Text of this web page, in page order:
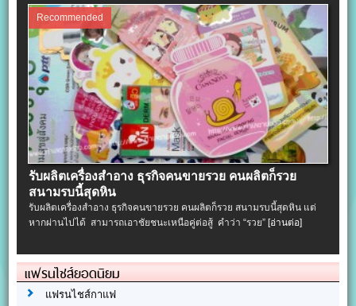
Recommended
รับผลิตเครื่องสําอาง ธุรกิจคนขายรวย คนผลิตก็รวย
สนามรบนี้สุดหิน
รับผลิตเครื่องสําอาง ธุรกิจคนขายรวย คนผลิตก็รวย สนามรบนี้สุดหิน แต่
หากผ่านไปได้ สามารถเอาชัยชนะเหนือคู่ต่อสู้ คำว่า “รวย” [อ่านต่อ]
แฟรนไชส์ยอดนิยม
แฟรนไชส์กาแฟ